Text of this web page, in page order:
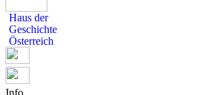
Haus der
Geschichte
Österreich
Info